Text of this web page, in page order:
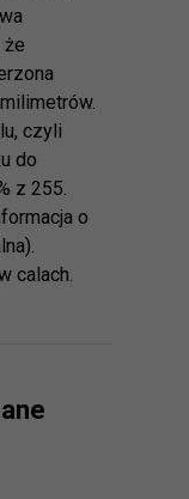
czyli
do
z 255.
o
calach.